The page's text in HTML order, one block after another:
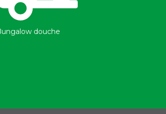
douche